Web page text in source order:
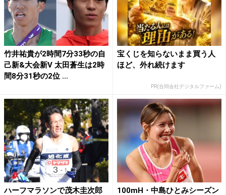
竹井祐貴が2時間7分33秒の自
己新&大会新V 太田蒼生は2時
間8分31秒の2位 ...
宝くじを知らないまま買う人
ほど、外れ続けます
PR(合同会社デジタルファーム)
ハーフマラソンで茂木圭次郎 100mH・中島ひとみシーズン